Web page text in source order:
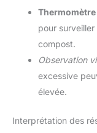
pour
compost.
Observation
excessive
élevée.
Interprétation des